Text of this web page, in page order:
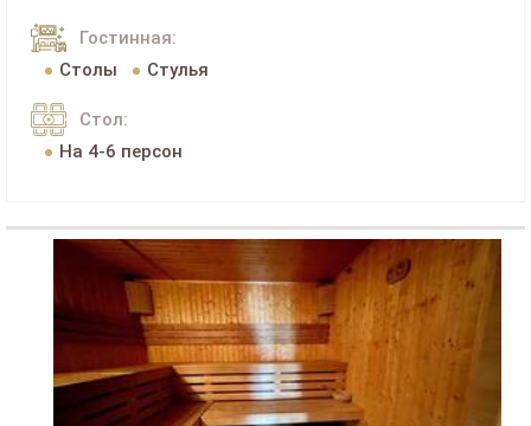
Гостинная:
Столы
Стулья
Стол:
На 4-6 персон